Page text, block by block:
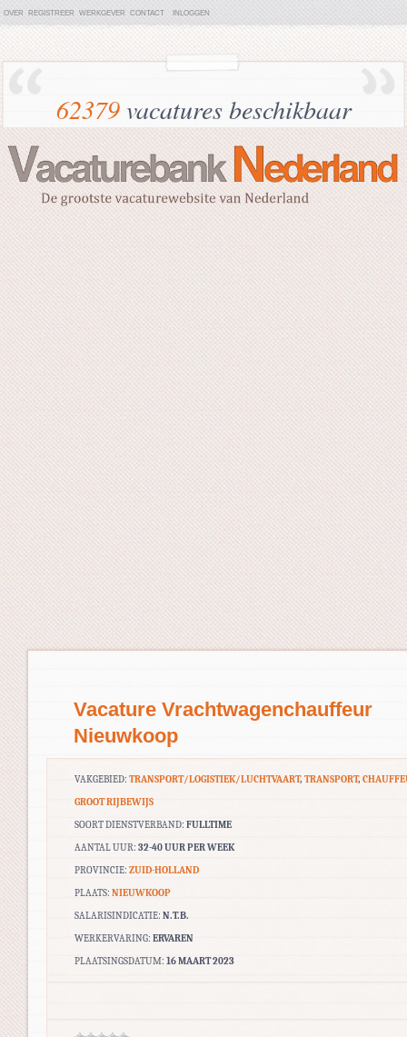
OVER REGISTREER WERKGEVER CONTACT INLOGGEN
62379vacatures beschikbaar
Vacature Vrachtwagenchauffeur
Nieuwkoop
VAKGEBIED: TRANSPORT/LOGISTIEK/LUCHTVAART, TRANSPORT,
GROOT RIJBEWIJS
SOORT DIENSTVERBAND: FULLTIME
AANTAL UUR: 32-40 UUR PER WEEK
PROVINCIE: ZUID-HOLLAND
PLAATS: NIEUWKOOP
SALARISINDICATIE: N.T.B.
WERKERVARING: ERVAREN
PLAATSINGSDATUM: 16 MAART 2023